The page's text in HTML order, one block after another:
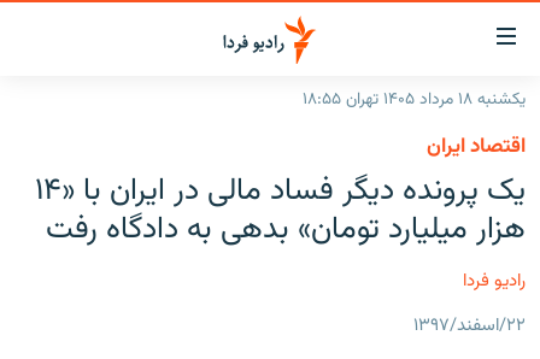
لینک‌های
قابلیت
دسترسی
بازگشت
منوی
اصلی
رفتن
به
صفحه
ایران
جهان
پادکست
یکشنبه ۱۸ مرداد ۱۴۰۵ تهران ۱۸:۵۵
اقتصاد ایران
یک پرونده دیگر فساد مالی در ایران با «۱۴
هزار میلیارد تومان» بدهی به دادگاه رفت
رادیو فردا
۲۲/اسفند/۱۳۹۷